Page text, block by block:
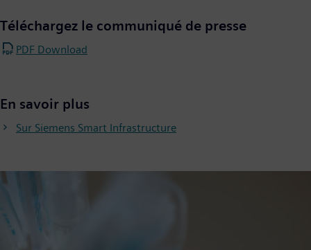
Téléchargez le communiqué de presse
PDF Download
En savoir plus
Sur Siemens Smart Infrastructure